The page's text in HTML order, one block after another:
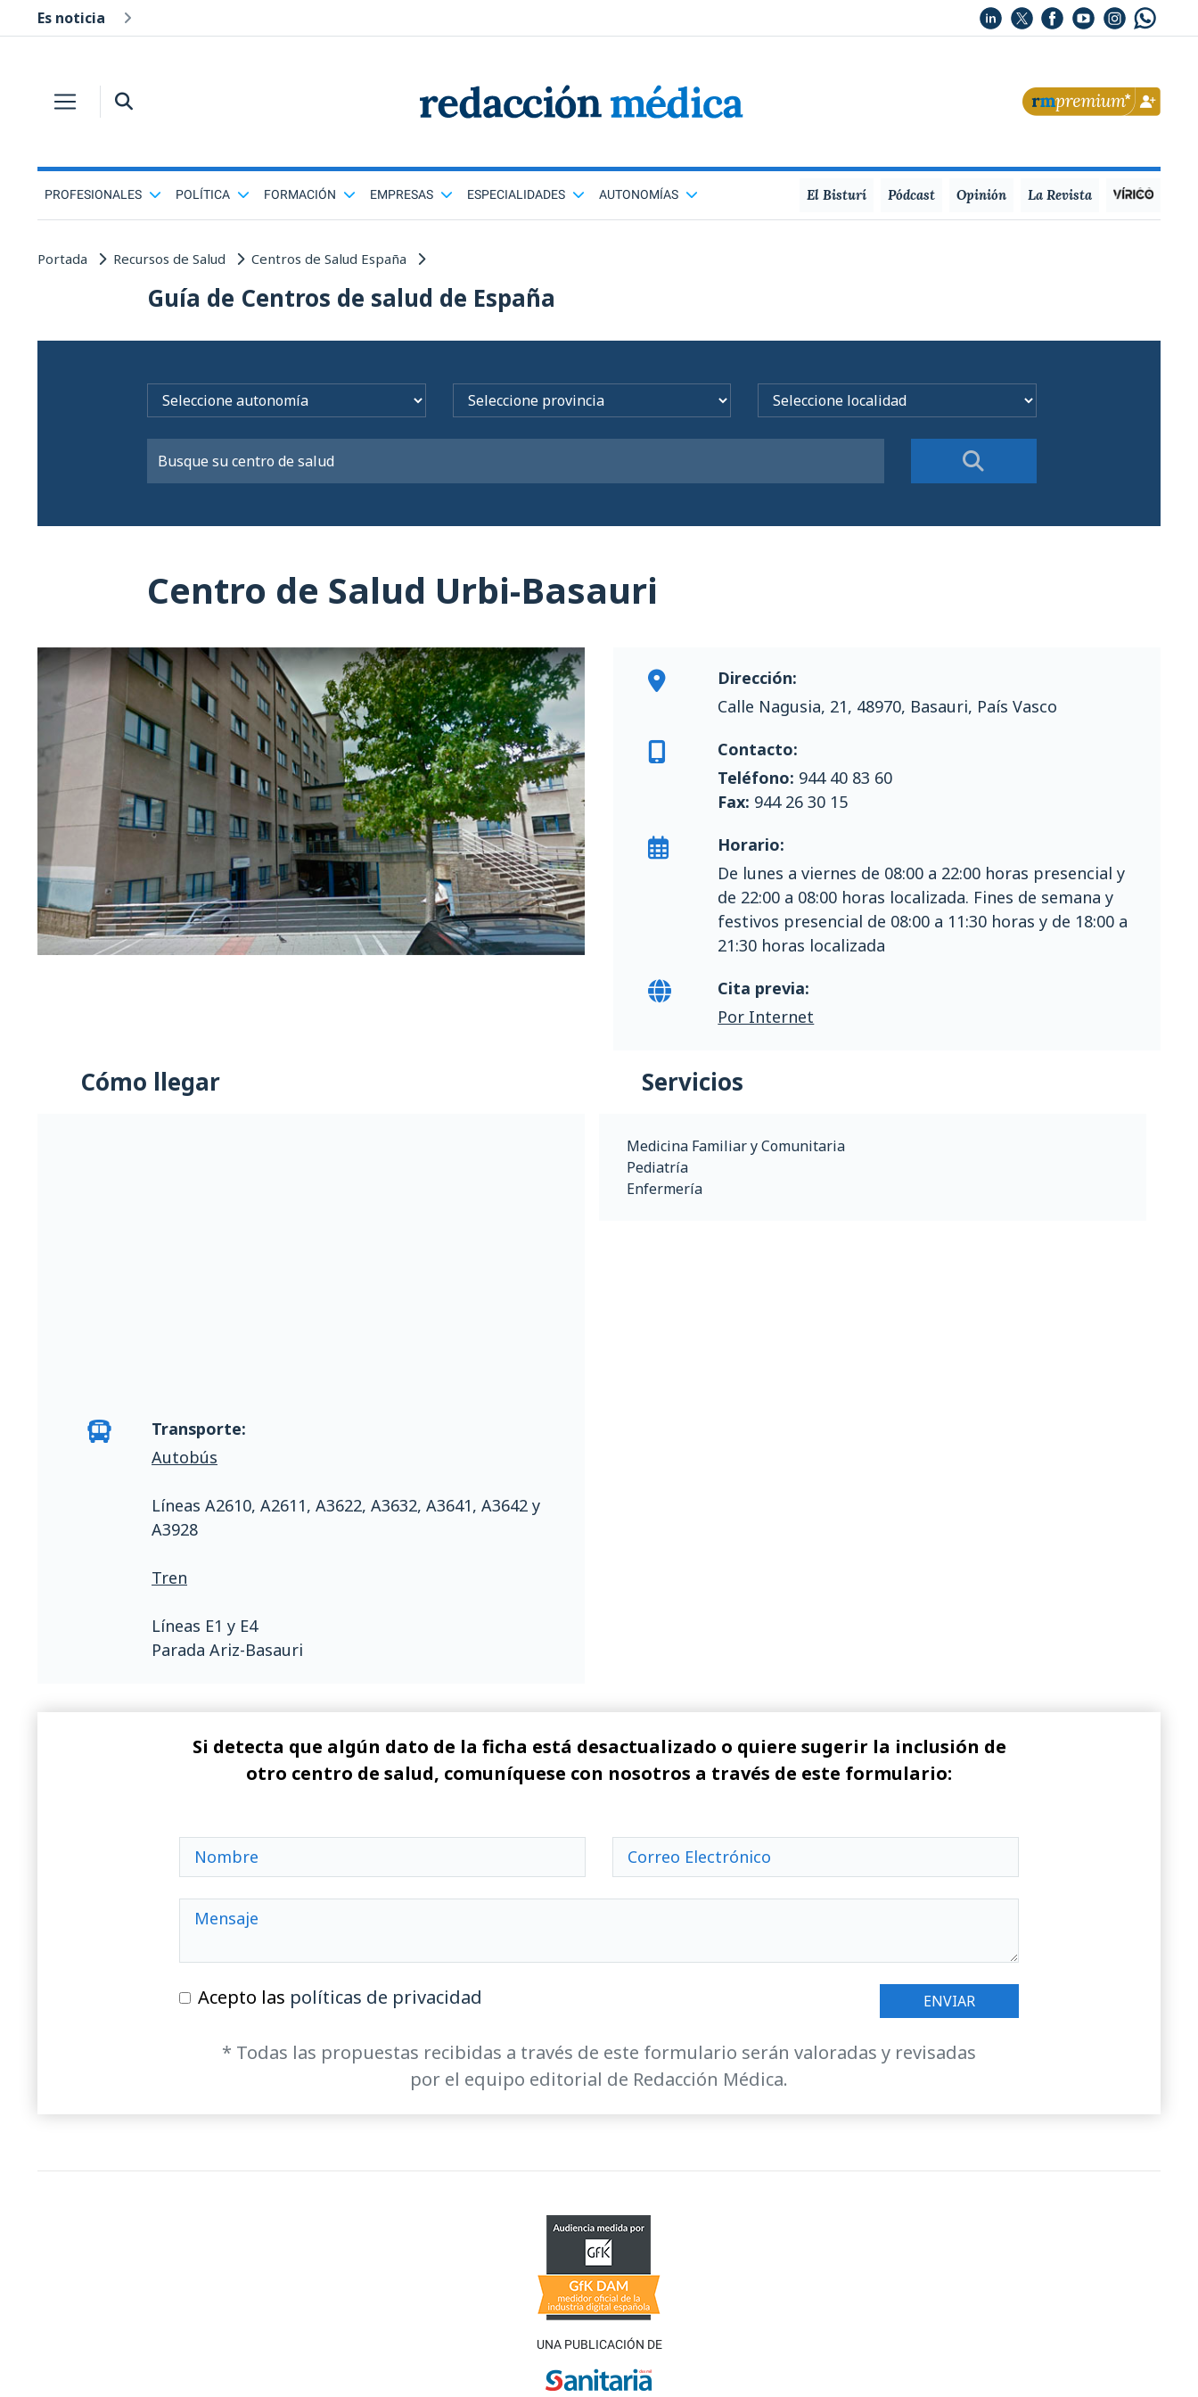
Es noticia
PROFESIONALES POLÍTICA FORMACIÓN EMPRESAS ESPECIALIDADES AUTONOMÍAS El Bisturí Pódcast Opinión La Revista
Portada Recursos de Salud Centros de Salud España
Guía de Centros de salud de España
Centro de Salud Urbi-Basauri
Dirección:
Calle Nagusia, 21, 48970, Basauri, País Vasco
Contacto:
Teléfono: 944 40 83 60
Fax: 944 26 30 15
Horario:
De lunes a viernes de 08:00 a 22:00 horas presencial y
de 22:00 a 08:00 horas localizada. Fines de semana y
festivos presencial de 08:00 a 11:30 horas y de 18:00 a
21:30 horas localizada
Cita previa:
Por Internet
Cómo llegar
Transporte:
Autobús
Líneas A2610, A2611, A3622, A3632, A3641, A3642 y
A3928
Tren
Líneas E1 y E4
Parada Ariz-Basauri
Servicios
Medicina Familiar y Comunitaria
Pediatría
Enfermería
Si detecta que algún dato de la ficha está desactualizado o quiere sugerir la inclusión de
otro centro de salud, comuníquese con nosotros a través de este formulario:
Acepto las políticas de privacidad
* Todas las propuestas recibidas a través de este formulario serán valoradas y revisadas
por el equipo editorial de Redacción Médica.
UNA PUBLICACIÓN DE